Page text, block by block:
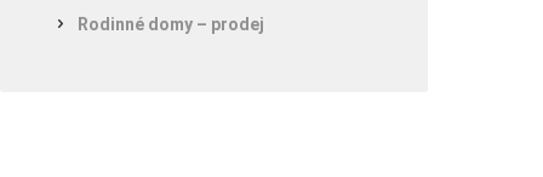
Rodinné domy – prodej